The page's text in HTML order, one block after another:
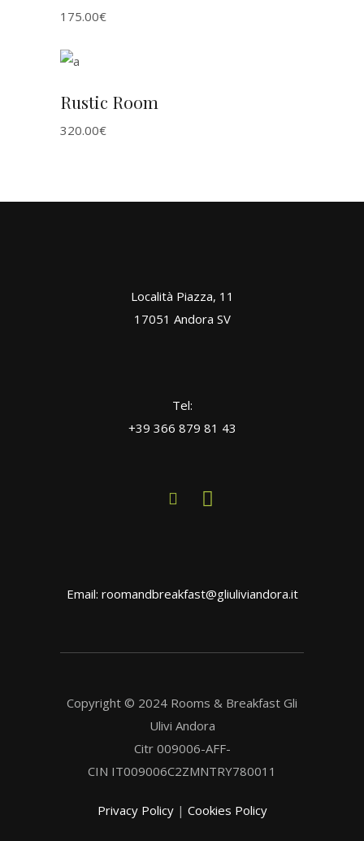
175.00€
Rustic Room
320.00€
Località Piazza, 11
17051 Andora SV
Tel:
+39 366 879 81 43
Email: roomandbreakfast@gliuliviandora.it
Copyright © 2024 Rooms & Breakfast Gli
Ulivi Andora
Citr 009006-AFF-
CIN IT009006C2ZMNTRY780011
Privacy Policy| Cookies Policy